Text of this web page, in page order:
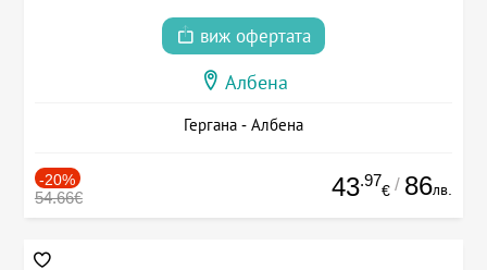
виж офертата
Албена
Гергана - Албена
-20%
54.66€ 43.97
€ / 86лв.